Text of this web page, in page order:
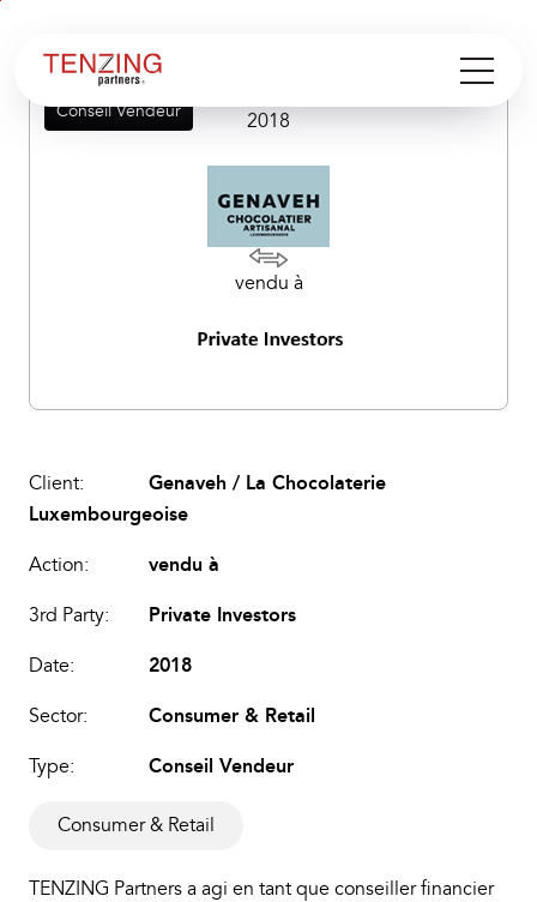
contenu
en
bas
de
Conseil Vendeur 2018
vendu à
Client:
Genaveh / La Chocolaterie
Luxembourgeoise
Action: vendu à
3rd Party: Private Investors
Date: 2018
Sector: Consumer & Retail
Type: Conseil Vendeur
Consumer & Retail
TENZING Partners a agi en tant que conseiller financier